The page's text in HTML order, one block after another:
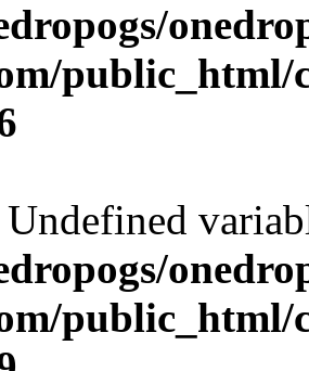
public_html/
Undefined
public_html/